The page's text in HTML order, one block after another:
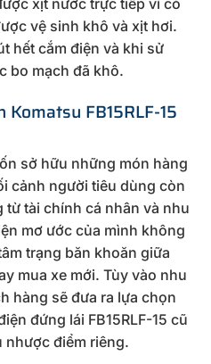
xịt nước trực tiếp vì có
vệ sinh khô và xịt hơi.
hết cắm điện và khi sử
bo mạch đã khô.
FB15RLF-15
sở hữu những món hàng
cảnh người tiêu dùng còn
tài chính cá nhân và nhu
mơ ước của mình không
trạng băn khoăn giữa
mua xe mới. Tùy vào nhu
hàng sẽ đưa ra lựa chọn
đứng lái FB15RLF-15 cũ
nhược điểm riêng.